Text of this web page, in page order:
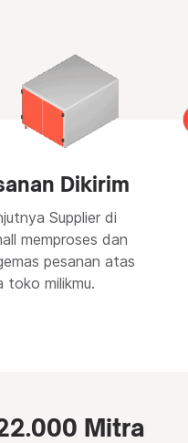
Dikirim
Supplier di
memproses dan
pesanan atas
toko milikmu.
Mitra